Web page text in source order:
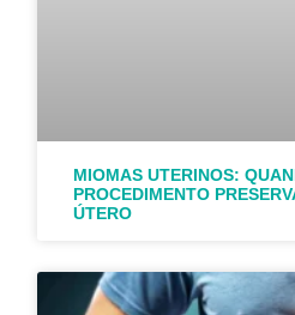
MIOMAS UTERINOS:
PROCEDIMENTO
ÚTERO